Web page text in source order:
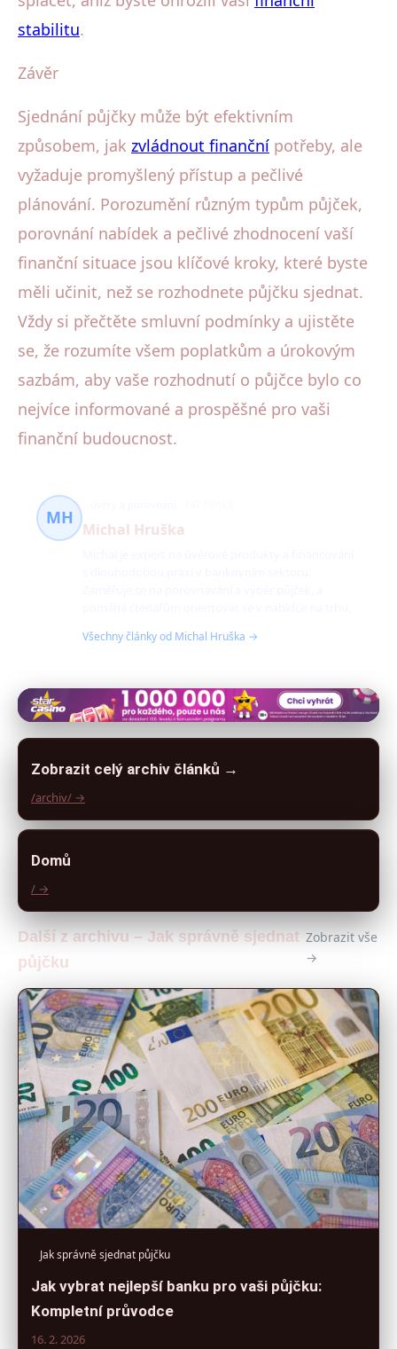
stabilitu.
Závěr
Sjednání půjčky může být efektivním
způsobem, jak zvládnout finanční potřeby, ale
vyžaduje promyšlený přístup a pečlivé
plánování. Porozumění různým typům půjček,
porovnání nabídek a pečlivé zhodnocení vaší
finanční situace jsou klíčové kroky, které byste
měli učinit, než se rozhodnete půjčku sjednat.
Vždy si přečtěte smluvní podmínky a ujistěte
se, že rozumíte všem poplatkům a úrokovým
sazbám, aby vaše rozhodnutí o půjčce bylo co
nejvíce informované a prospěšné pro vaši
finanční budoucnost.
MH
Michal Hruška
Všechny články od Michal Hruška →
Zobrazit celý archiv článků →
/archiv/ →
Domů
/ →
Další z archivu – Jak správně sjednat
půjčku
Zobrazit vše
→
Jak správně sjednat půjčku
Jak vybrat nejlepší banku pro vaši půjčku:
Kompletní průvodce
16. 2. 2026